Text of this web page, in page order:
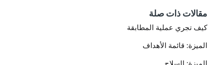
مقالات ذات صلة
كيف تجري عملية المطابقة
الميزة: قائمة الأهداف